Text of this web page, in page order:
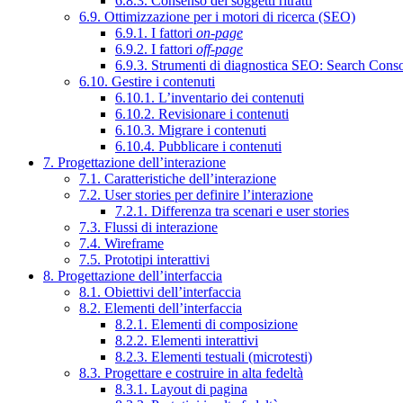
6.9. Ottimizzazione per i motori di ricerca (SEO)
6.9.1. I fattori on-page
6.9.2. I fattori off-page
6.9.3. Strumenti di diagnostica SEO: Search
6.10. Gestire i contenuti
6.10.1. L’inventario dei contenuti
6.10.2. Revisionare i contenuti
6.10.3. Migrare i contenuti
6.10.4. Pubblicare i contenuti
7. Progettazione dell’interazione
7.1. Caratteristiche dell’interazione
7.2. User stories per definire l’interazione
7.2.1. Differenza tra scenari e user stories
7.3. Flussi di interazione
7.4. Wireframe
7.5. Prototipi interattivi
8. Progettazione dell’interfaccia
8.1. Obiettivi dell’interfaccia
8.2. Elementi dell’interfaccia
8.2.1. Elementi di composizione
8.2.2. Elementi interattivi
8.2.3. Elementi testuali (microtesti)
8.3. Progettare e costruire in alta fedeltà
8.3.1. Layout di pagina